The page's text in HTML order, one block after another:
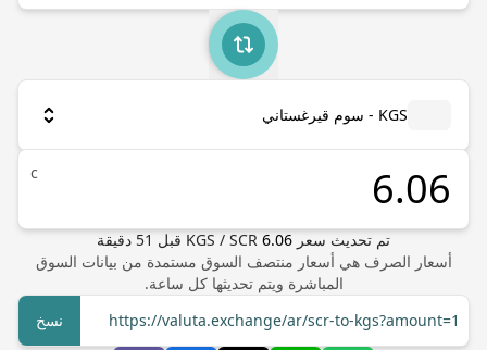
KGS - سوم قيرغستاني
с
تم تحديث سعر KGS / SCR 6.06 قبل 51 دقيقة
أسعار الصرف هي أسعار منتصف السوق مستمدة من بيانات السوق
المباشرة ويتم تحديثها كل ساعة.
https://valuta.exchange/ar/scr-to-kgs?amount=1
نسخ